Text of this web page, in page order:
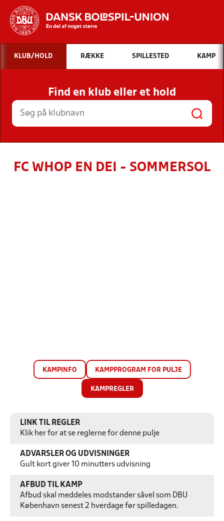
Hvad vil du søge efter?
INDHOLD OG NYHEDER
STILLINGER, RESULTATER, KLUBBER OG
HOLD
KLUB/HOLD RÆKKE SPILLESTED KAMP
Find en klub eller et hold
FC WHOP EN DEI - SOMMERSOL
KAMPINFO KAMPPROGRAM FOR PULJE
KAMPREGLER
LINK TIL REGLER
Klik her for at se reglerne for denne pulje
ADVARSLER OG UDVISNINGER
Gult kort giver 10 minutters udvisning
AFBUD TIL KAMP
Afbud skal meddeles modstander såvel som DBU
København senest 2 hverdage før spilledagen.